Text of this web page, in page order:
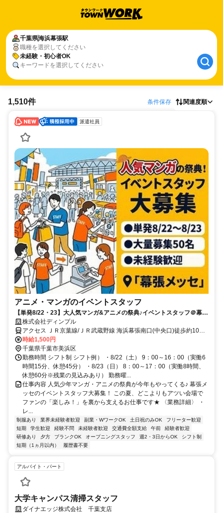
千葉県海浜幕張駅
職種を選択してください
未経験・初心者OK
キーワードを選択してください
1,510件 条件保存 関連度順
派遣社員
アニメ・マンガのイベントスタッフ
【単発8/22・23】大人気マンガ&アニメの祭典♪イベントスタッフ＠幕張
メッセ
株式会社ディンプル
アクセス ＪＲ京葉線/ＪＲ武蔵野線 海浜幕張南口(中央口)徒歩約10
分、ＪＲ京葉線/ＪＲ武蔵野線 幕張豊砂徒歩約20分、京成千葉線 京成
幕張徒歩約34分 ◆幕張メッセ/JR京葉線 「海浜幕張駅」より徒歩5分
時給1,500円
千葉県千葉市美浜区
勤務時間 シフト制 シフト例） ・8/22（土） 9：00～16：00（実働6
時間15分、休憩45分） ・8/23（日） 8：00～17：00（実働8時間、
休憩60分※残業の見込みあり） 勤務曜...
仕事内容 人気少年マンガ・アニメの祭典が今年もやってくる♪ 幕張メ
ッセのイベントスタッフ大募集！ この夏、どこよりもアツい会場で
ファンの「楽しみ！」を裏から支えるお仕事です★ 〈業務詳細〉 ・
レ...
制服あり 業界未経験者歓迎 副業・WワークOK 土日祝のみOK
フリーター歓迎
短期
学生歓迎 経験不問 未経験者歓迎 交通費全額支給 午前
経験者歓迎
研修あり
夕方 ブランクOK オープニングスタッフ 週2・3日からOK
シフト制
短期（1ヵ月以内）
履歴書不要
アルバイト・パート
大学キャンパス清掃スタッフ
ダイナエッジ株式会社 千葉支店